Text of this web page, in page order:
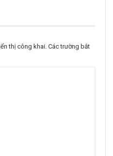
thị công khai. Các trường bắt